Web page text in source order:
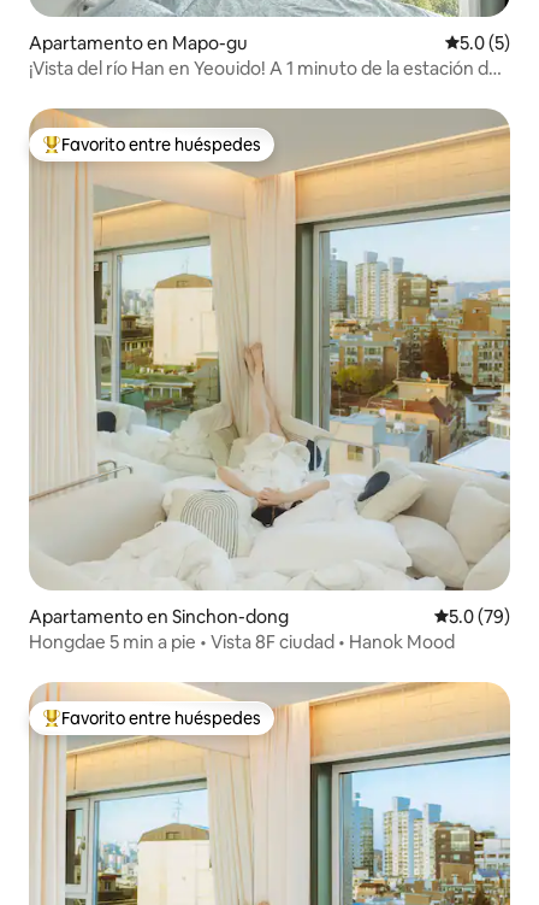
Apartamento en Mapo-gu
5.0 (5)
¡Vista del río Han en Yeouido! A 1 minuto de la estación de
minutos del Parque del río Han. 2 camas queen. A 2
minutos de Olive Young.
Favorito entre huéspedes preferido
Favorito entre huéspedes
Apartamento en Sinchon-dong Calificación
5.0 (79)
Hongdae 5 min a pie • Vista 8F ciudad • Hanok Mood
Favorito entre huéspedes preferido
Favorito entre huéspedes